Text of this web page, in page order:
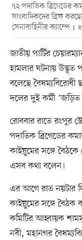
৭২ পদাতিক ব্রিগেডের
সাংবাদিকদের ব্রিফ
সেনাবাহিনীর ক্যাম্পে
জাতীয় পার্টির
হামলার ঘটনায় উদ্ভূত
বলেছে বৈষম্যবিরোধী
দলের দুই কর্মী ‘জড়িত
রোববার রাতে রংপুর
পদাতিক ব্রিগেডের
কাইয়ুমের সঙ্গে
এসব কথা বলেন।
এর আগে রাত নয়টার
কাইয়ুমের সঙ্গে বৈঠক
কমিটির আহ্বায়ক
নবী, মহানগর